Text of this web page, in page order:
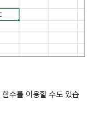
함수를 이용할 수도 있습